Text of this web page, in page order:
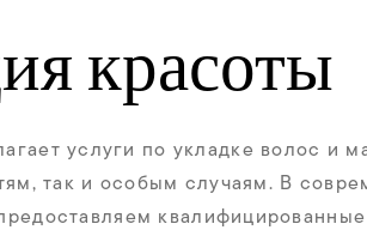
красоты
услуги по укладке волос и
так и особым случаям. В
квалифицированные